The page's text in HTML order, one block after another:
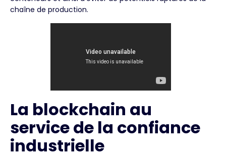
chaîne de production.
La blockchain au
service de la confiance
industrielle